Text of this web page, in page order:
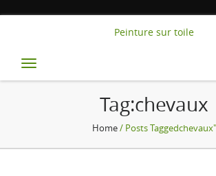
Peinture sur toile
Toggle
navigation
Tag:chevaux
Home/ Posts Taggedchevaux"